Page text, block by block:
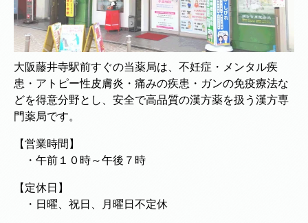
大阪藤井寺駅前すぐの当薬局は、不妊症・メンタル疾
患・アトピー性皮膚炎・痛みの疾患・ガンの免疫療法な
どを得意分野とし、安全で高品質の漢方薬を扱う漢方専
門薬局です。
【営業時間】
・午前１０時～午後７時
【定休日】
・日曜、祝日、月曜日不定休